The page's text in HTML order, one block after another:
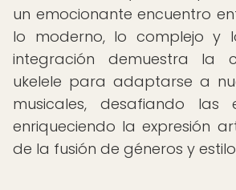
un emocionante encuentro
lo moderno, lo complejo y
integración demuestra la
ukelele para adaptarse a
musicales, desafiando las
enriqueciendo la expresión
de la fusión de géneros y